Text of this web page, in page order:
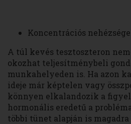
Koncentrációs
A túl kevés tesztoszteron
okozhat teljesítménybeli
munkahelyeden is. Ha azon
ideje már képtelen vagy
könnyen elkalandozik a
hormonális eredetű a
többi tünet alapján is magadra